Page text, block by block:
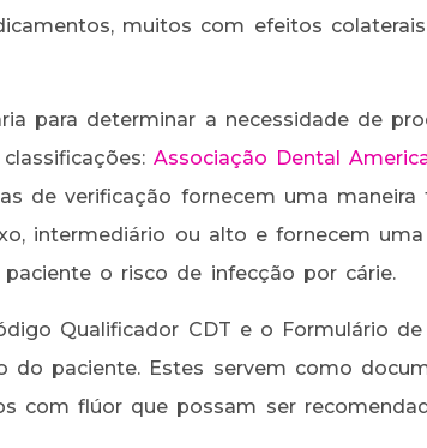
muitos com efeitos
para determinar a necessidade de
Associação Dental
de verificação fornecem uma
intermediário ou alto e fornecem uma
o risco de infecção por cárie.
Qualificador CDT e o Formulário de
do paciente. Estes servem como
com flúor que possam ser